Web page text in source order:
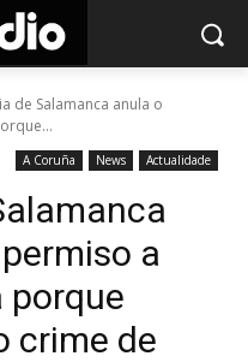
de Salamanca anula o
A Coruña News Actualidade
a
porque
crime de